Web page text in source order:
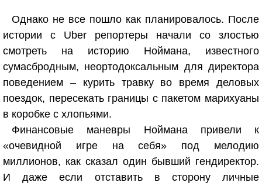
Однако не все пошло как планировалось. После
истории с Uber репортеры начали со злостью
смотреть на историю Ноймана, известного
сумасбродным, неортодоксальным для директора
поведением – курить травку во время деловых
поездок, пересекать границы с пакетом марихуаны
в коробке с хлопьями.
Финансовые маневры Ноймана привели к
«очевидной игре на себя» под мелодию
миллионов, как сказал один бывший гендиректор.
И даже если отставить в сторону личные